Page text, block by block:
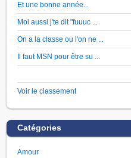
Et une bonne année...
Moi aussi j'te dit "fuuuc ...
On a la classe ou l'on ne ...
Il faut MSN pour être su ...
Voir le classement
Catégories
Amour